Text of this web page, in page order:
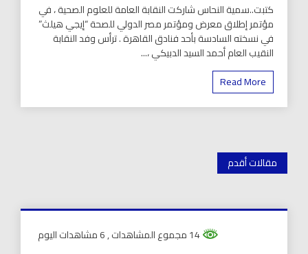
كتبت..سمية النحاس شاركت النقابة العامة للعلوم الصحية ، في
مؤتمر إطلاق معرض ومؤتمر مصر الدولي للصحة “إيجي هيلث”
في نسخته السادسة بأحد فنادق القاهرة . ترأس وفد النقابة
النقيب العام أحمد السيد الدبيكي ،...
Read More
تصفّح
المقالات
مقالات أقدم
, 6 مشاهدات اليوم